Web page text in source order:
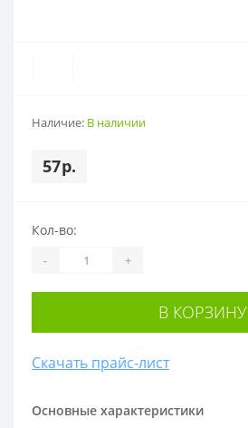
Наличие: В наличии
57р.
Основные характеристики
Кол-во:
- +
В КОРЗИНУ
Скачать прайс-лист